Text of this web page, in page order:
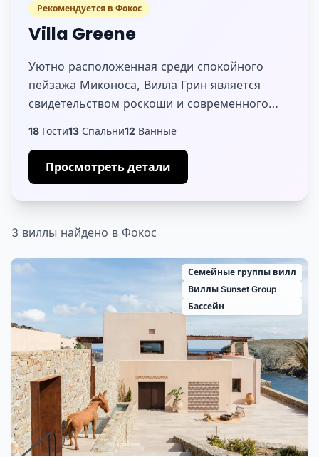
Рекомендуется в Фокос
Villa Greene
Уютно расположенная среди спокойного
пейзажа Миконоса, Вилла Грин является
свидетельством роскоши и современного
который гармонич...
18 Гости13 Спальни12 Ванные
Просмотреть детали
3 виллы найдено в Фокос
Семейные группы вилл
Виллы Sunset Group
Бассейн